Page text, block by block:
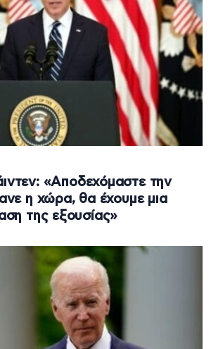
«Αποδεχόμαστε την
η χώρα, θα έχουμε μια
της εξουσίας»